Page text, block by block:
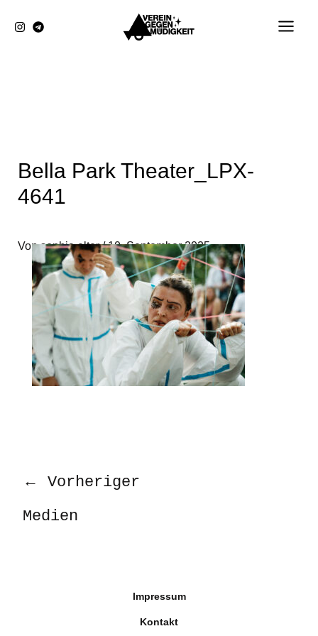
Inhalt
springen
Bella Park Theater_LPX-
4641
Vonsophia elter/10. September 2025
←
Vorheriger
Medien
Impressum
Kontakt